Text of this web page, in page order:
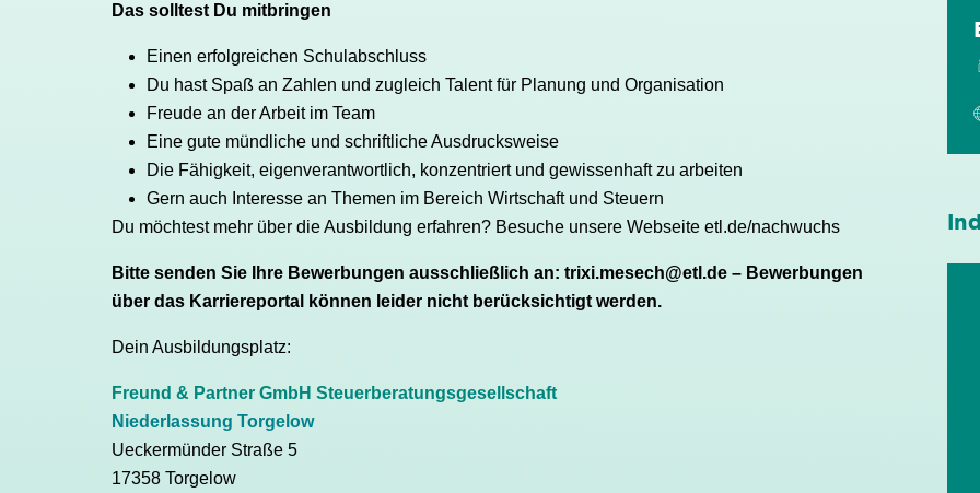
Das solltest Du mitbringen
Einen erfolgreichen Schulabschluss
Du hast Spaß an Zahlen und zugleich Talent für Planung und Organisation
Freude an der Arbeit im Team
Eine gute mündliche und schriftliche Ausdrucksweise
Die Fähigkeit, eigenverantwortlich, konzentriert und gewissenhaft zu arbeiten
Gern auch Interesse an Themen im Bereich Wirtschaft und Steuern
Du möchtest mehr über die Ausbildung erfahren? Besuche unsere Webseite etl.de/nachwuchs
Bitte senden Sie Ihre Bewerbungen ausschließlich an: trixi.mesech@etl.de – Bewerbungen
über das Karriereportal können leider nicht berücksichtigt werden.
Dein Ausbildungsplatz:
Freund & Partner GmbH Steuerberatungsgesellschaft
Niederlassung Torgelow
Ueckermünder Straße 5
17358 Torgelow